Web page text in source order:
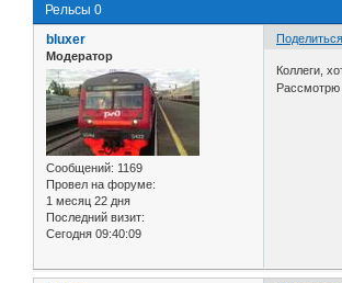
Рельсы 0
bluxer
Модератор
Сообщений: 1169
Провел на форуме:
1 месяц 22 дня
Последний визит:
Сегодня 09:40:09
Коллеги,